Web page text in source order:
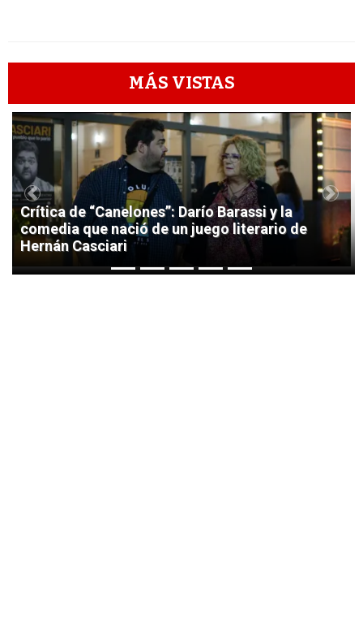
MÁS VISTAS
1
Crítica de “Canelones”: Darío Barassi y la
comedia que nació de un juego literario de
Hernán Casciari
Previous Next